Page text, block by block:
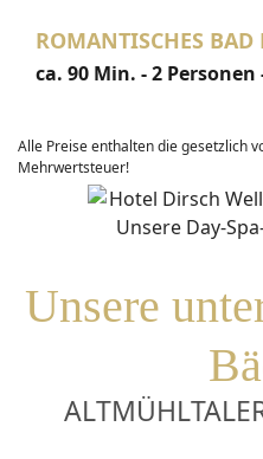
ROMANTISCHES BAD
ca. 90 Min. - 2 Personen
Alle Preise enthalten die gesetzlich
Mehrwertsteuer!
Unsere